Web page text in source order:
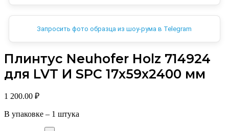
Запросить фото образца из шоу-рума в Telegram
Плинтус Neuhofer Holz 714924
для LVT И SPC 17x59x2400 мм
1 200.00 ₽
В упаковке – 1 штука